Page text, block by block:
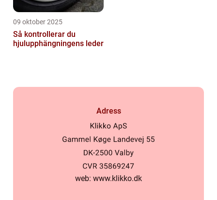
09 oktober 2025
Så kontrollerar du
hjulupphängningens leder
Adress
web: www.klikko.dk